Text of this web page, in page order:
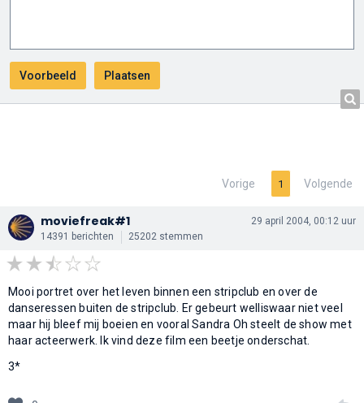
Vorige 1 Volgende
moviefreak#1
14391 berichten 25202 stemmen
29 april 2004, 00:12 uur
Mooi portret over het leven binnen een stripclub en over de
danseressen buiten de stripclub. Er gebeurt welliswaar niet veel
maar hij bleef mij boeien en vooral Sandra Oh steelt de show met
haar acteerwerk. Ik vind deze film een beetje onderschat.
3*